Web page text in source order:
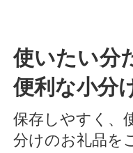
使いたい分
便利な小分
保存しやすく、
分けのお礼品を